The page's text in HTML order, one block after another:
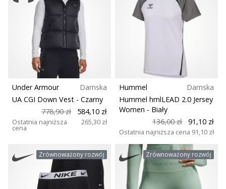
Under Armour
Damska
UA CGI Down Vest - Czarny
778,90 zł
584,10 zł
Ostatnia najniższa
cena
265,30 zł
Hummel
Damska
Hummel hmlLEAD 2.0 Jersey
Women - Biały
136,00 zł
91,10 zł
Ostatnia najniższa cena 91,10 zł
Zrównoważony rozwój Zrównoważony rozwój